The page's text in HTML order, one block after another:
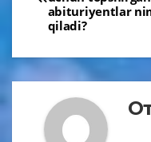
записям
abituriyentlar
qiladi?